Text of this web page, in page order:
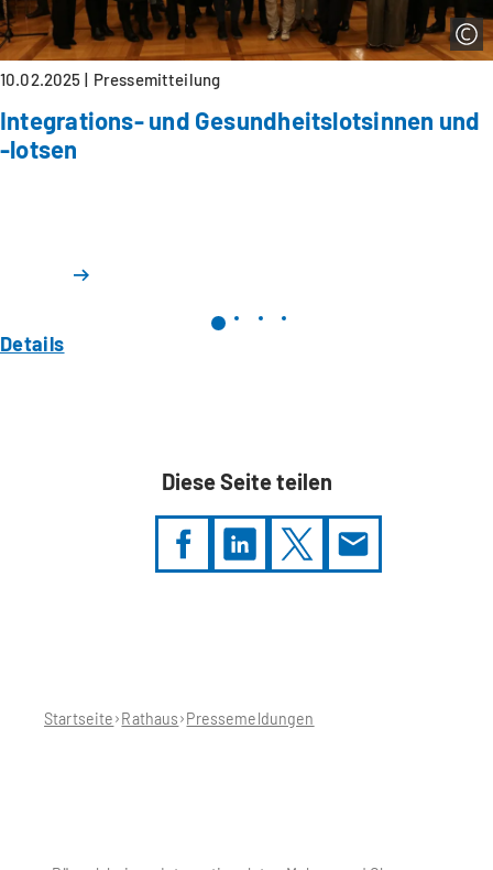
10.02.2025 Pressemitteilung
Integrations- und Gesundheitslotsinnen und
-lotsen
Details
Diese Seite teilen
hier:Startseite Rathaus Pressemeldungen